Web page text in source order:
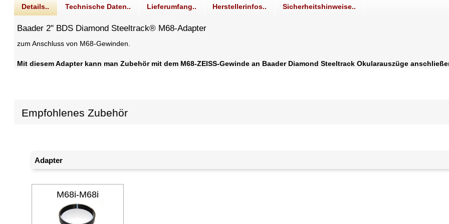
Details.. Technische Daten.. Lieferumfang.. Herstellerinfos.. Sicherheitshinweise..
Baader 2" BDS Diamond Steeltrack® M68-Adapter
zum Anschluss von M68-Gewinden.
Mit diesem Adapter kann man Zubehör mit dem M68-ZEISS-Gewinde an Baader Diamond Steeltrack Okularauszüge
Empfohlenes Zubehör
Adapter
M68i-M68i